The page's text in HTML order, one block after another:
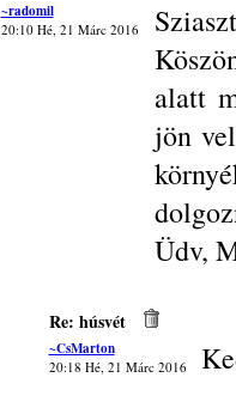
~radomil
20:10 Hé, 21 Márc 2016
alatt
jön
Üdv,
Re: húsvét
~CsMarton
20:18 Hé, 21 Márc 2016